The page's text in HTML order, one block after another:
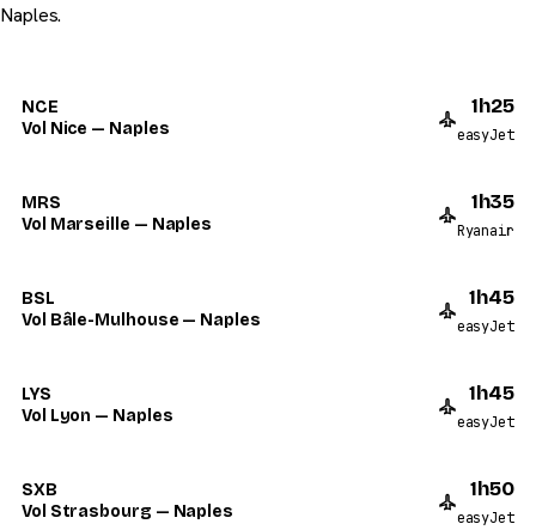
Naples.
NCE
Vol Nice — Naples
1h25
easyJet
MRS
Vol Marseille — Naples
1h35
Ryanair
BSL
Vol Bâle-Mulhouse — Naples
1h45
easyJet
LYS
Vol Lyon — Naples
1h45
easyJet
SXB
Vol Strasbourg — Naples
1h50
easyJet